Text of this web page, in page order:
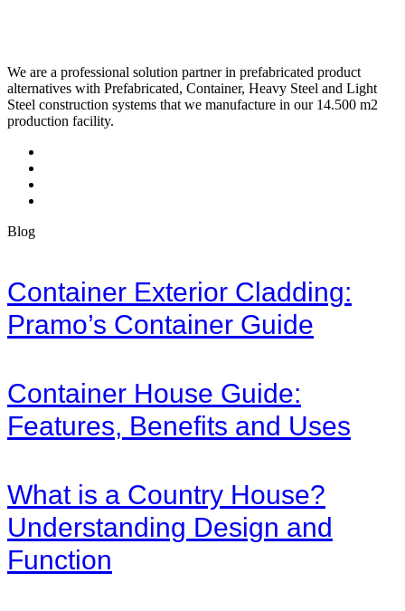
We are a professional solution partner in prefabricated product
alternatives with Prefabricated, Container, Heavy Steel and Light
Steel construction systems that we manufacture in our 14.500 m2
production facility.
Blog
Container Exterior Cladding:
Pramo’s Container Guide
Container House Guide:
Features, Benefits and Uses
What is a Country House?
Understanding Design and
Function